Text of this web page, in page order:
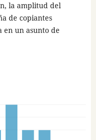
la amplitud del
de copiantes
en un asunto de